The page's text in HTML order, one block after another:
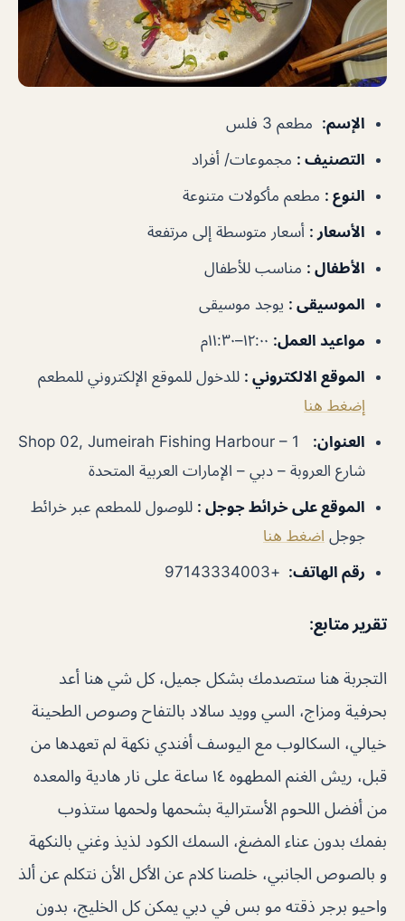
الإسم: مطعم 3 فلس
التصنيف : مجموعات/ أفراد
النوع : مطعم مأكولات متنوعة
الأسعار : أسعار متوسطة إلى مرتفعة
الأطفال : مناسب للأطفال
الموسيقى : يوجد موسيقى
مواعيد العمل:
الموقع الالكتروني : للدخول للموقع الإلكتروني للمطعم
إضغط هنا
العنوان:
Shop 02, Jumeirah Fishing Harbour – 1
شارع العروبة – دبي – الإمارات العربية المتحدة
الموقع على خرائط جوجل : للوصول للمطعم عبر خرائط
جوجل اضغط هنا
رقم الهاتف: +97143334003
تقرير متابع:
التجربة هنا ستصدمك بشكل جميل، كل شي هنا أعد
بحرفية ومزاج، السي وويد سالاد بالتفاح وصوص الطحينة
خيالي، السكالوب مع اليوسف أفندي نكهة لم تعهدها من
قبل، ريش الغنم المطهوه ١٤ ساعة على نار هادية والمعده
من أفضل اللحوم الأسترالية بشحمها ولحمها ستذوب
بفمك بدون عناء المضغ، السمك الكود لذيذ وغني بالنكهة
و بالصوص الجانبي، خلصنا كلام عن الأكل الأن نتكلم عن ألذ
واحيو برجر ذقته مو بس في دبي يمكن كل الخليج، بدون